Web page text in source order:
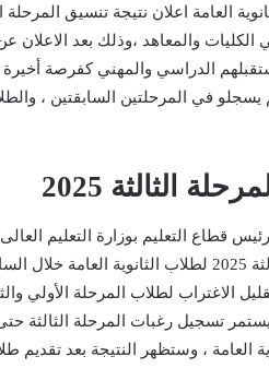
الكليات والمعاهد ،وذلك بعد الاعلان
الدراسي والمهني كفرصة أخيرة
يسجلو في المرحلتين السابقتين ،
الثالثة 2025
قطاع التعليم بوزارة التعليم
موعد تنسيق المرحلة الثالثة 2025 لطلاب الثانوية
الاغتراب لطلاب المرحلة الأولي
تسجيل رغبات المرحلة الثالثة حتى
العامة ، وستظهر النتيجة بعد تقديم